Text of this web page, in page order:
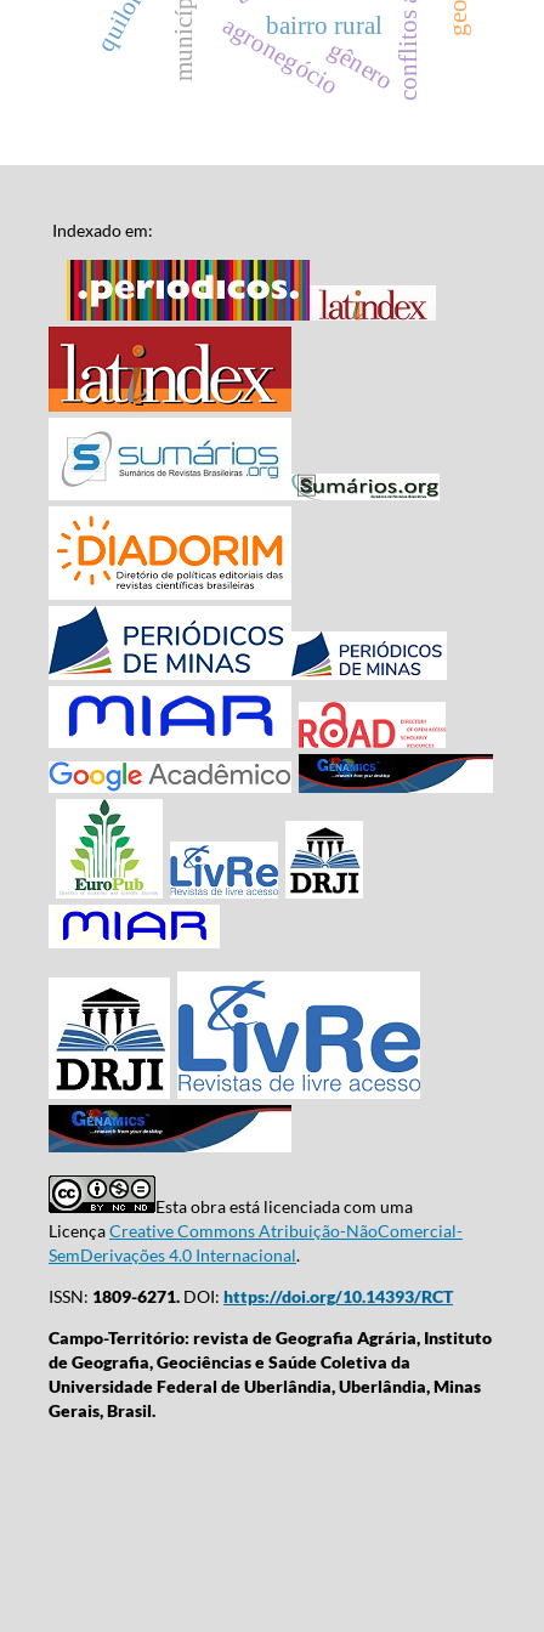
município bairro rural
agronegóciogênero
Indexado em:
Esta obra está licenciada com uma
LicençaCreative Commons Atribuição-NãoComercial-
SemDerivações 4.0 Internacional.
ISSN: 1809-6271.DOI: https://doi.org/10.14393/RCT
Campo-Território: revista de Geografia Agrária, Instituto
de Geografia, Geociências e Saúde Coletiva da
Universidade Federal de Uberlândia, Uberlândia, Minas
Gerais, Brasil.